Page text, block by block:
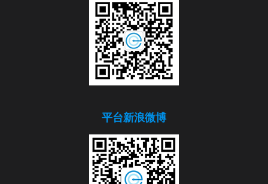
平台新浪微博